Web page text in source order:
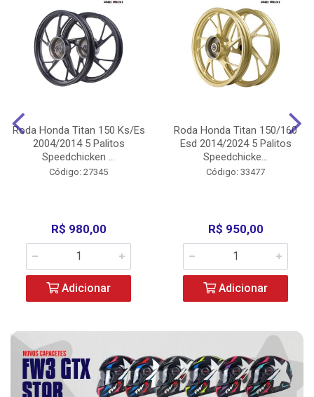
Roda Honda Titan 150 Ks/Es
2004/2014 5 Palitos
Speedchicken ...
Código: 27345
R$ 980,00
Adicionar
Roda Honda Titan 150/160
Esd 2014/2024 5 Palitos
Speedchicke...
Código: 33477
R$ 950,00
Adicionar